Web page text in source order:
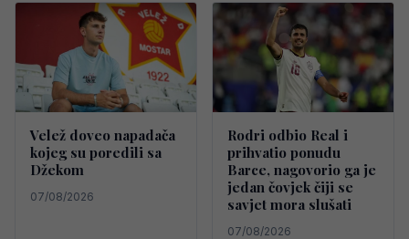
Velež doveo napadača
kojeg su poredili sa
Džekom
07/08/2026
Rodri odbio Real i
prihvatio ponudu
Barce, nagovorio ga je
jedan čovjek čiji se
savjet mora slušati
07/08/2026